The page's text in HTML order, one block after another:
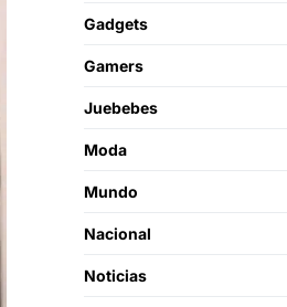
Gadgets
Gamers
Juebebes
Moda
Mundo
Nacional
Noticias